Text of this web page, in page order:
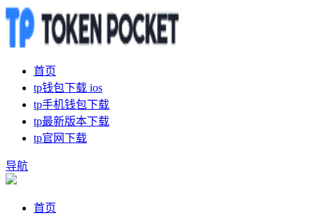
首页
tp钱包下载 ios
tp手机钱包下载
tp最新版本下载
tp官网下载
导航
首页